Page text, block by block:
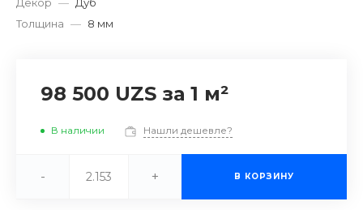
Толщина — 8 мм
98 500 UZS за 1 м²
В наличии Нашли дешевле?
- + В КОРЗИНУ